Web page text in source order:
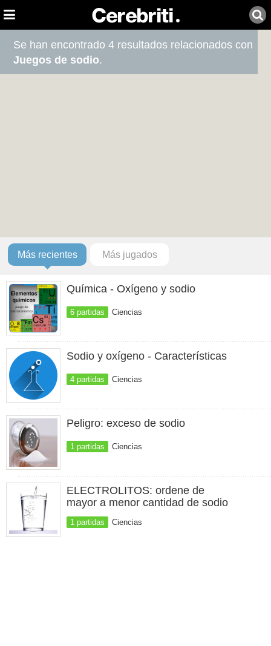
Se han encontrado 4 resultados relacionados con
Juegos de sodio.
Más recientes Más jugados
Química - Oxígeno y sodio
6 partidas Ciencias
Sodio y oxígeno - Características
4 partidas Ciencias
Peligro: exceso de sodio
1 partidas Ciencias
ELECTROLITOS: ordene de
mayor a menor cantidad de sodio
1 partidas Ciencias